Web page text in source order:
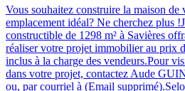
Vous souhaitez construire la maison de
emplacement idéal? Ne cherchez plus
constructible de 1298 m² à Savières
réaliser votre projet immobilier au prix
inclus à la charge des vendeurs.Pour
dans votre projet, contactez Aude
ou, par courriel à (Email